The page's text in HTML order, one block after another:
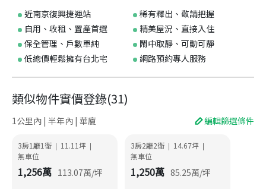
近南京復興捷運站
稀有釋出、敬請把握
自用、收租、置產首選
精美屋況、直接入住
保全管理、戶數單純
鬧中取靜、可動可靜
低總價輕鬆擁有台北宅
網路預約專人服務
類似物件實價登錄(31)
1公里內 | 半年內 | 華廈 編輯篩選條件
3房1廳1衛 | 11.11坪 |
無車位
1,256萬 113.07萬/坪
3房2廳2衛 | 14.67坪 |
無車位
1,250萬 85.25萬/坪